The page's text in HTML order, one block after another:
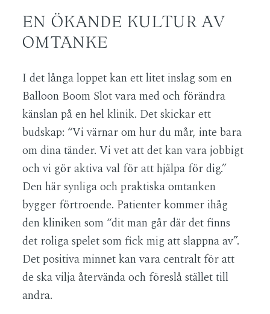
EN ÖKANDE KULTUR AV
OMTANKE
I det långa loppet kan ett litet inslag som en
Balloon Boom Slot vara med och förändra
känslan på en hel klinik. Det skickar ett
budskap: “Vi värnar om hur du mår, inte bara
om dina tänder. Vi vet att det kan vara jobbigt
och vi gör aktiva val för att hjälpa för dig.”
Den här synliga och praktiska omtanken
bygger förtroende. Patienter kommer ihåg
den kliniken som “dit man går där det finns
det roliga spelet som fick mig att slappna av”.
Det positiva minnet kan vara centralt för att
de ska vilja återvända och föreslå stället till
andra.